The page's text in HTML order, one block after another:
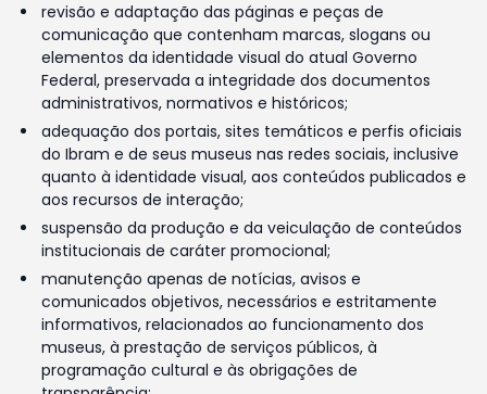
revisão e adaptação das páginas e peças de
comunicação que contenham marcas, slogans ou
elementos da identidade visual do atual Governo
Federal, preservada a integridade dos documentos
administrativos, normativos e históricos;
adequação dos portais, sites temáticos e perfis oficiais
do Ibram e de seus museus nas redes sociais, inclusive
quanto à identidade visual, aos conteúdos publicados e
aos recursos de interação;
suspensão da produção e da veiculação de conteúdos
institucionais de caráter promocional;
manutenção apenas de notícias, avisos e
comunicados objetivos, necessários e estritamente
informativos, relacionados ao funcionamento dos
museus, à prestação de serviços públicos, à
programação cultural e às obrigações de